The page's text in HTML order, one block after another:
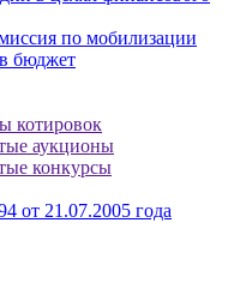
по мобилизации
бюджет
котировок
аукционы
конкурсы
от 21.07.2005 года